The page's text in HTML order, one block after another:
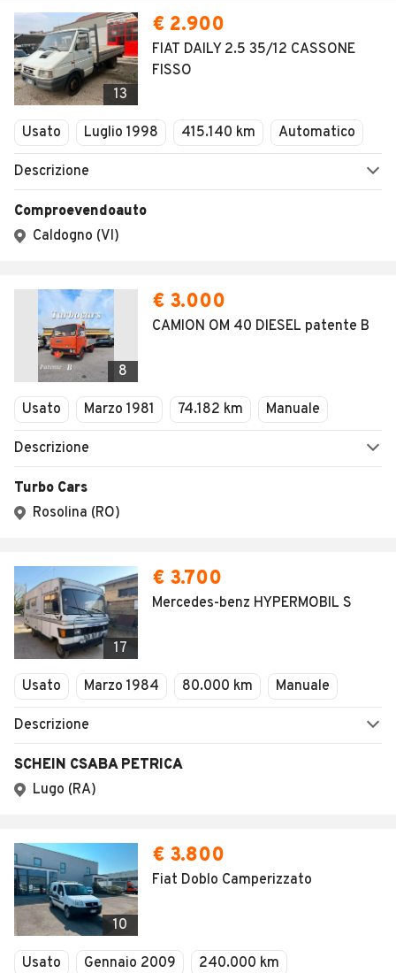
13
€ 2.900
FIAT DAILY 2.5 35/12 CASSONE
FISSO
Usato Luglio 1998 415.140 km Automatico
Descrizione
Comproevendoauto
Caldogno (VI)
8
€ 3.000
CAMION OM 40 DIESEL patente B
Usato Marzo 1981 74.182 km Manuale
Descrizione
Turbo Cars
Rosolina (RO)
17
€ 3.700
Mercedes-benz HYPERMOBIL S
Usato Marzo 1984 80.000 km Manuale
Descrizione
SCHEIN CSABA PETRICA
Lugo (RA)
10
€ 3.800
Fiat Doblo Camperizzato
Usato Gennaio 2009
240.000 km